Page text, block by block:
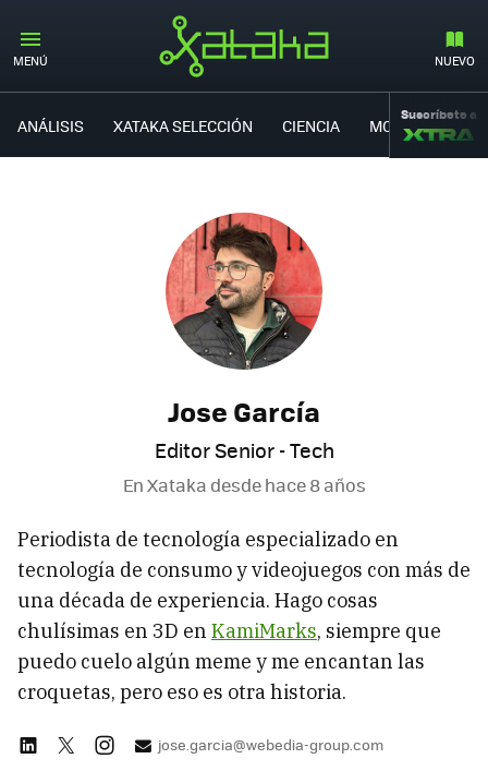
MENÚ NUEVO
ANÁLISIS XATAKA SELECCIÓN CIENCIA MOVILIDAD
Suscríbete a
Jose García
Editor Senior - Tech
En Xataka desdehace 8 años
Periodista de tecnología especializado en
tecnología de consumo y videojuegos con más de
una década de experiencia. Hago cosas
chulísimas en 3D en KamiMarks, siempre que
puedo cuelo algún meme y me encantan las
croquetas, pero eso es otra historia.
jose.garcia@webedia-group.com